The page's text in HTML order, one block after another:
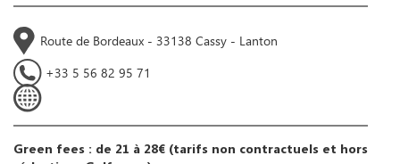
Route de Bordeaux - 33138 Cassy - Lanton
+33 5 56 82 95 71
Green fees : de 21 à 28€ (tarifs non contractuels et hors